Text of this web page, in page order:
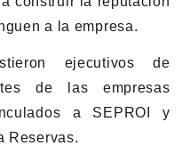
a la empresa.
ejecutivos de
de las empresas
a SEPROI y
Reservas.